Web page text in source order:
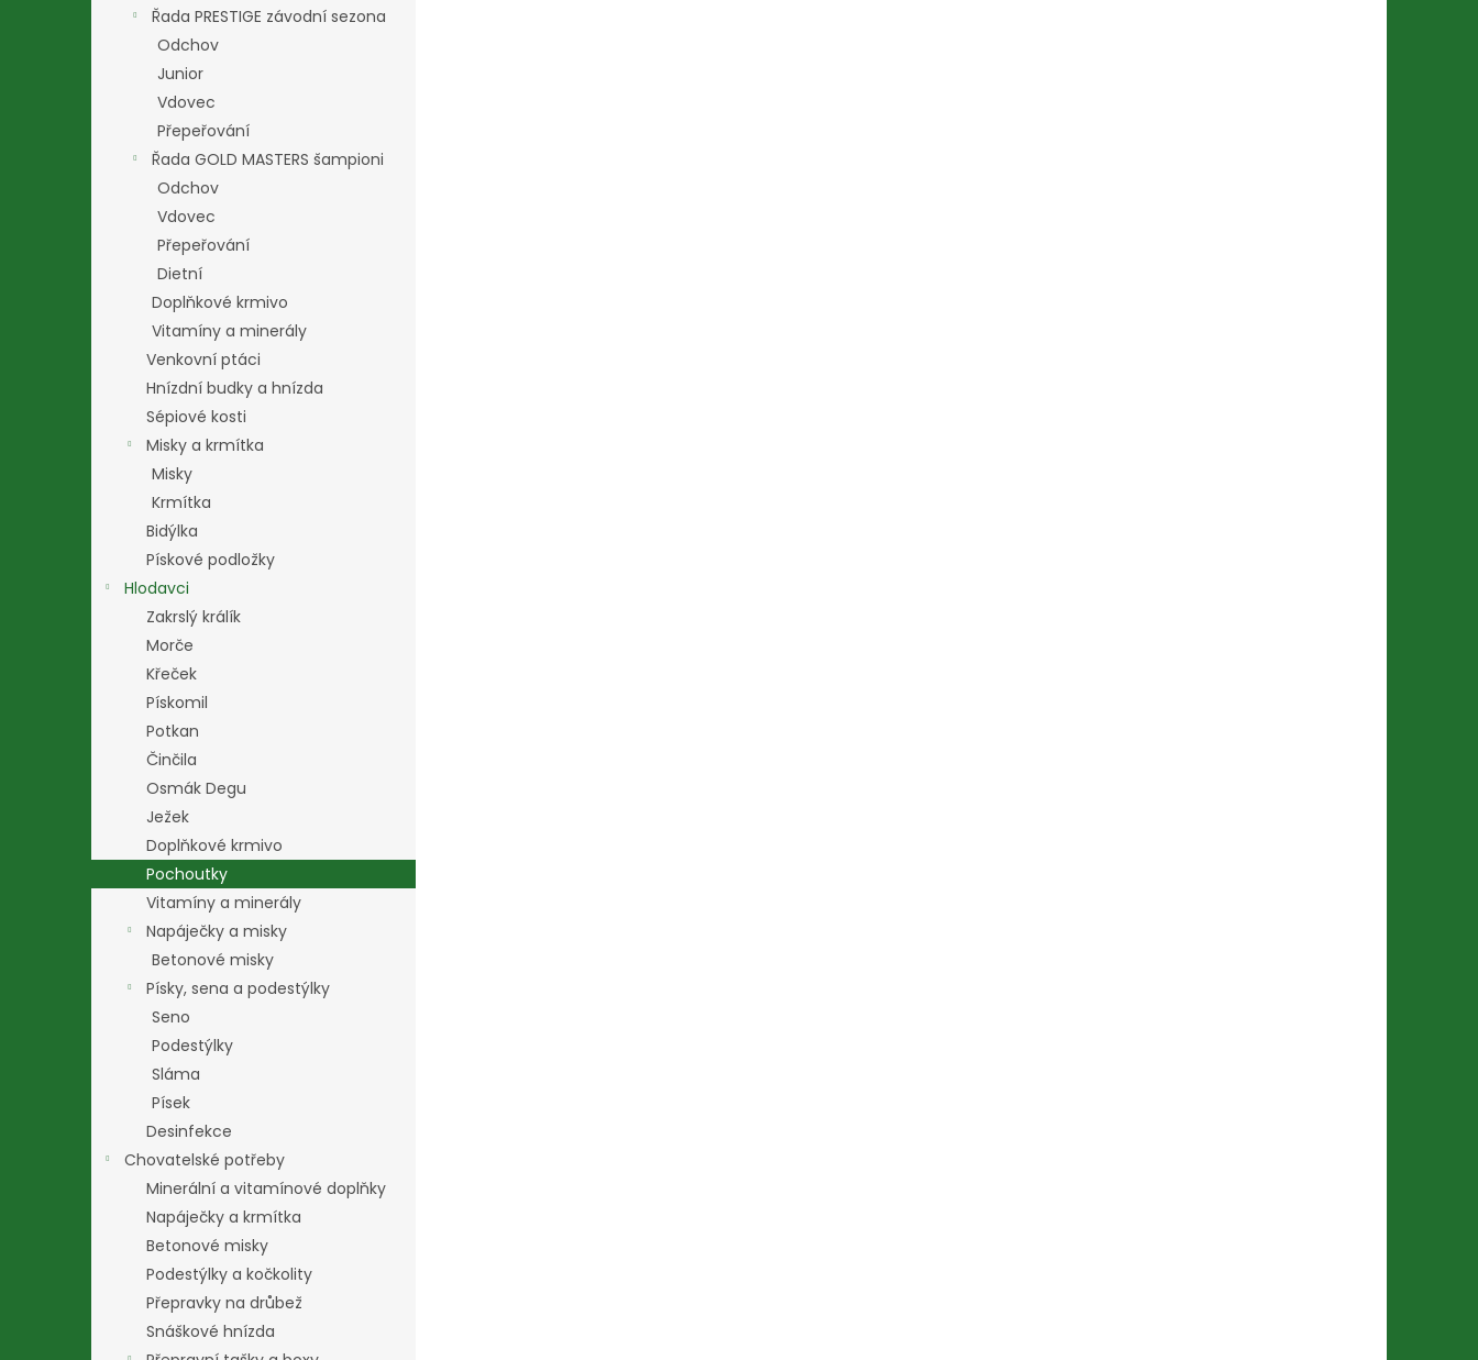
Řada PRESTIGE závodní sezona
Odchov
Junior
Vdovec
Přepeřování
Řada GOLD MASTERS šampioni
Odchov
Vdovec
Přepeřování
Dietní
Doplňkové krmivo
Vitamíny a minerály
Venkovní ptáci
Hnízdní budky a hnízda
Sépiové kosti
Misky a krmítka
Misky
Krmítka
Bidýlka
Pískové podložky
Hlodavci
Zakrslý králík
Morče
Křeček
Pískomil
Potkan
Činčila
Osmák Degu
Ježek
Doplňkové krmivo
Pochoutky
Vitamíny a minerály
Napáječky a misky
Betonové misky
Písky, sena a podestýlky
Seno
Podestýlky
Sláma
Písek
Desinfekce
Chovatelské potřeby
Minerální a vitamínové doplňky
Napáječky a krmítka
Betonové misky
Podestýlky a kočkolity
Přepravky na drůbež
Snáškové hnízda